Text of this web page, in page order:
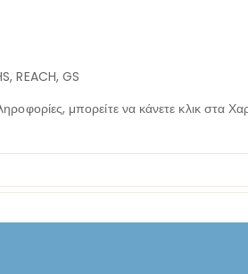
REACH, GS
μπορείτε να κάνετε κλικ στα